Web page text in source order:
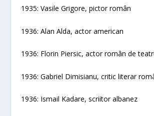
1935: Vasile Grigore, pictor român
1936: Alan Alda, actor american
1936: Florin Piersic, actor român de
1936: Gabriel Dimisianu, critic literar
1936: Ismail Kadare, scriitor albanez